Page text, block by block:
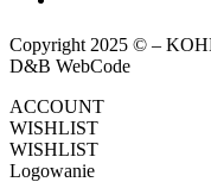
Copyright 2025 © –
D&B WebCode
ACCOUNT
WISHLIST
WISHLIST
Logowanie